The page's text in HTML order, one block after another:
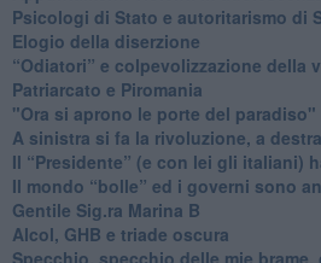
​Psicologi di Stato e autoritarismo di
Elogio della diserzione
“Odiatori” e colpevolizzazione della
​Patriarcato e Piromania
"Ora si aprono le porte del paradiso"
​A sinistra si fa la rivoluzione, a
​Il “Presidente” (e con lei gli italiani)
​Il mondo “bolle” ed i governi sono
​Gentile Sig.ra Marina B
​Alcol, GHB e triade oscura
​Specchio, specchio delle mie